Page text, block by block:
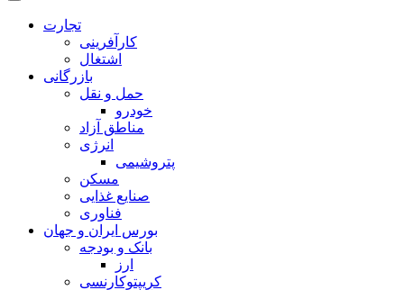
تجارت
کارآفرینی
اشتغال
بازرگانی
حمل و نقل
خودرو
مناطق آزاد
انرژی
پتروشیمی
مسکن
صنایع غذایی
فناوری
بورس ایران و جهان
بانک و بودجه
ارز
کریپتوکارنسی